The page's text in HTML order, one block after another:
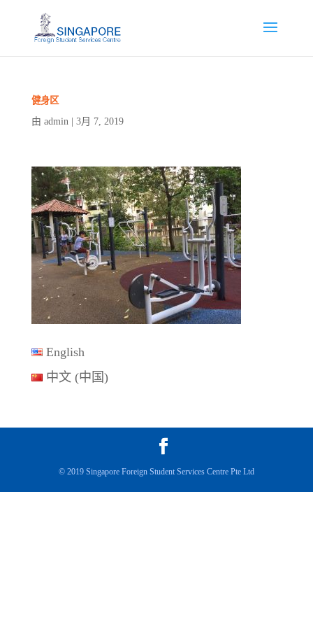
健身区
由 admin| 3月 7, 2019
English
中文 (中国)
© 2019 Singapore Foreign Student Services Centre Pte Ltd